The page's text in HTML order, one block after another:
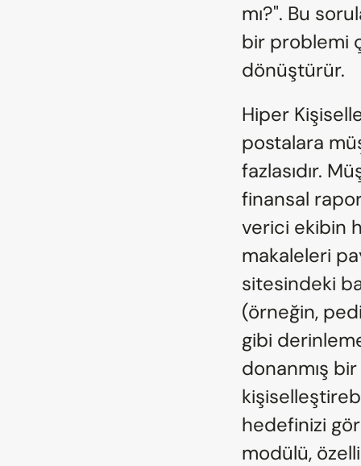
mı?". Bu
bir problemi
dönüştürür.
Hiper
postalara
fazlasıdır.
finansal
verici ekibin
makaleleri
sitesindeki
(örneğin,
gibi
donanmış
hedefinizi
modülü,